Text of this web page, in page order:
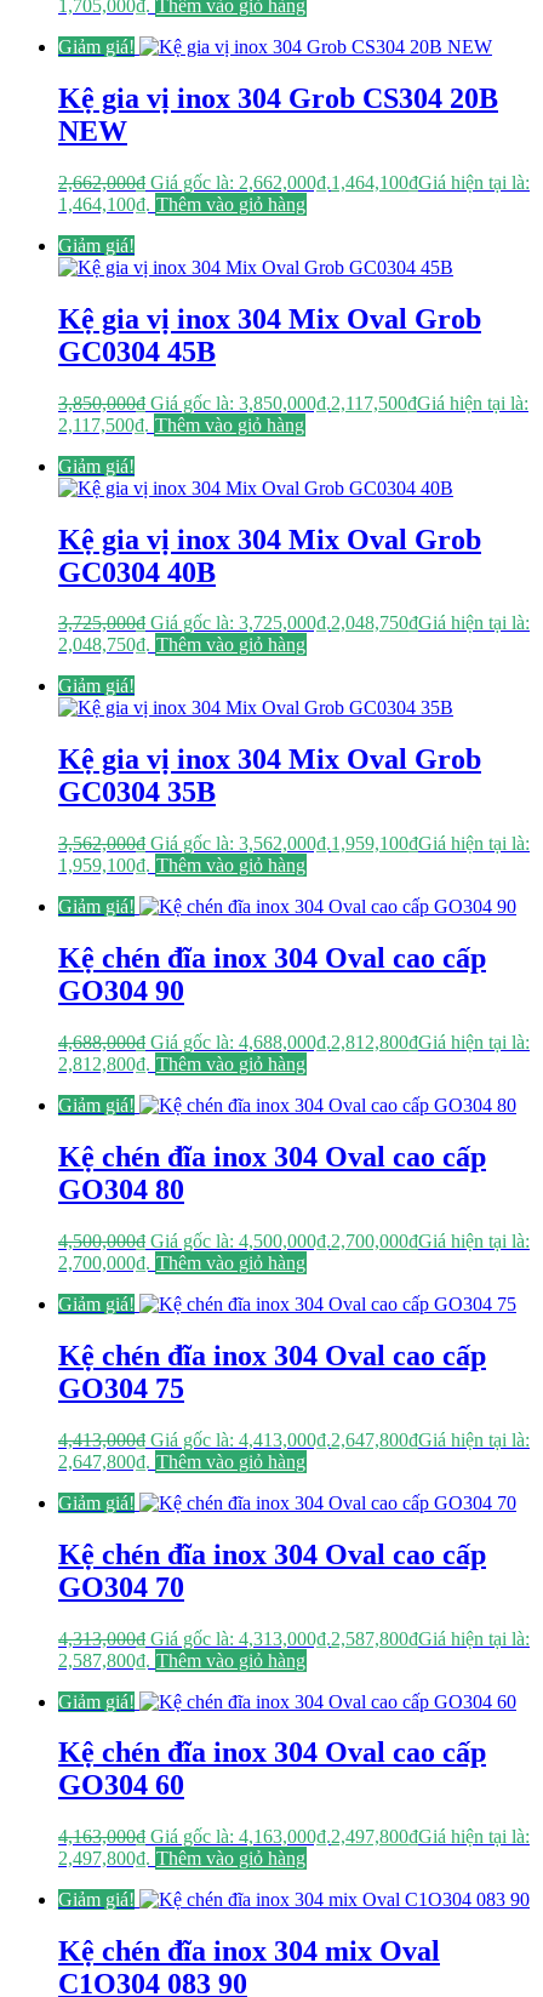
1,705,000₫. Thêm vào giỏ hàng
Giảm giá!
Kệ gia vị inox 304 Grob CS304 20B
NEW
2,662,000₫ Giá gốc là: 2,662,000₫.1,464,100₫Giá hiện tại là:
1,464,100₫. Thêm vào giỏ hàng
Giảm giá!
Kệ gia vị inox 304 Mix Oval Grob
GC0304 45B
3,850,000₫ Giá gốc là: 3,850,000₫.2,117,500₫Giá hiện tại là:
2,117,500₫. Thêm vào giỏ hàng
Giảm giá!
Kệ gia vị inox 304 Mix Oval Grob
GC0304 40B
3,725,000₫ Giá gốc là: 3,725,000₫.2,048,750₫Giá hiện tại là:
2,048,750₫. Thêm vào giỏ hàng
Giảm giá!
Kệ gia vị inox 304 Mix Oval Grob
GC0304 35B
3,562,000₫ Giá gốc là: 3,562,000₫.1,959,100₫Giá hiện tại là:
1,959,100₫. Thêm vào giỏ hàng
Giảm giá!
Kệ chén đĩa inox 304 Oval cao cấp
GO304 90
4,688,000₫ Giá gốc là: 4,688,000₫.2,812,800₫Giá hiện tại là:
2,812,800₫. Thêm vào giỏ hàng
Giảm giá!
Kệ chén đĩa inox 304 Oval cao cấp
GO304 80
4,500,000₫ Giá gốc là: 4,500,000₫.2,700,000₫Giá hiện tại là:
2,700,000₫. Thêm vào giỏ hàng
Giảm giá!
Kệ chén đĩa inox 304 Oval cao cấp
GO304 75
4,413,000₫ Giá gốc là: 4,413,000₫.2,647,800₫Giá hiện tại là:
2,647,800₫. Thêm vào giỏ hàng
Giảm giá!
Kệ chén đĩa inox 304 Oval cao cấp
GO304 70
4,313,000₫ Giá gốc là: 4,313,000₫.2,587,800₫Giá hiện tại là:
2,587,800₫. Thêm vào giỏ hàng
Giảm giá!
Kệ chén đĩa inox 304 Oval cao cấp
GO304 60
4,163,000₫ Giá gốc là: 4,163,000₫.2,497,800₫Giá hiện tại là:
2,497,800₫. Thêm vào giỏ hàng
Giảm giá!
Kệ chén đĩa inox 304 mix Oval
C1O304 083 90